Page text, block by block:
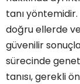
tanı yöntemidir.
doğru ellerde
güvenilir
sürecinde
tanısı, gerekli